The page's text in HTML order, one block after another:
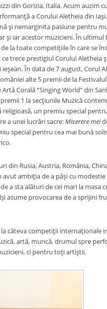
din Gorizia, Italia. Acum auzim
a Corului Aletheia din
şi nemarginita pasiune pentru
şi iar acestor muzicieni. În ultimul
la toate competiţiile în care se
ce trece prestigiul Corului Aletheia
În data de 7 august, Corul
alte 5 premii de la Festivalul
Corală “Singing World” din
1 la secţiunile Muzică
religioasă, un premiu special
a unei lucrări sacre:Miserere mei
special pentru cea mai bună
din Rusia, Austria, România,
avut ambiţia de a păşi cu modestie
a sta alături de cei mari la masa
asume provocarea de a sprijini
la câteva competiţii internaţionale
artă, muncă, drumul spre
ci pentru toţi artiştii.